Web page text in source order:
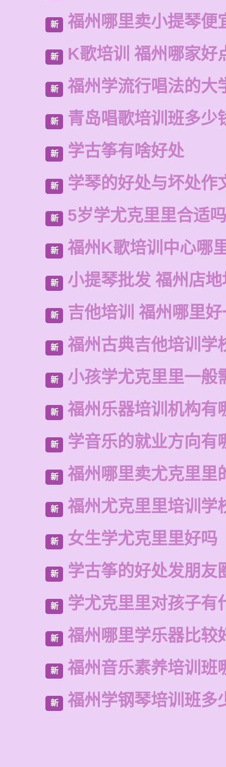
新 福州哪里卖小提琴便
新 K歌培训 福州哪家好
新 福州学流行唱法的大
新 青岛唱歌培训班多少
新 学古筝有啥好处
新 学琴的好处与坏处作
新 5岁学尤克里里合适
新 福州K歌培训中心哪
新 小提琴批发 福州店
新 吉他培训 福州哪里
新 福州古典吉他培训学
新 小孩学尤克里里一般
新 福州乐器培训机构有
新 学音乐的就业方向有
新 福州哪里卖尤克里里
新 福州尤克里里培训学
新 女生学尤克里里好吗
新 学古筝的好处发朋友
新 学尤克里里对孩子有
新 福州哪里学乐器比较
新 福州音乐素养培训班
新 福州学钢琴培训班多